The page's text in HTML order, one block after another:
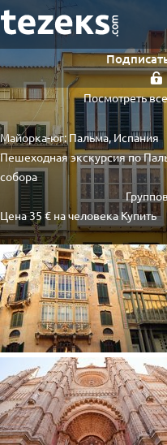
Посмотреть
Майорка-юг: Пальма, Испания
Пешеходная экскурсия по
собора
Цена35 € на человека Купить